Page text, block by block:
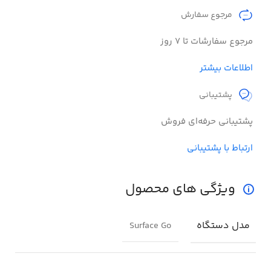
مرجوع سفارش​
مرجوع سفارشات تا 7 روز
اطلاعات بیشتر
پشتیبانی
پشتیبانی حرفه‌ای فروش
ارتباط با پشتیبانی
ویژگی های محصول
مدل دستگاه Surface Go